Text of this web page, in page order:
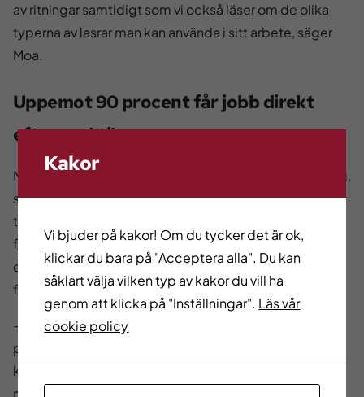
av ritningar samtidigt som vi också läser om de olika
typerna av lasrar man kan använda i sitt arbete, säger
Moa.
Uppemot 90 procent får jobb direkt
efter praktik
Moas instruktör, Mikael Ekström på Ale Vuxenutbildning,
säger att de flesta av hans elever är vuxna som har
tröttnat på sitt tidigare yrkesval och vill ha en
förändring. Många av dem har inte någon
eftergymnasial utbildning och för dem finns det flera
fördelar med en yrkesutbildning.
– Här får de en gedigen utbildning och uppemot 90
procent av dem får jobb direkt efter praktiken. Det
känns också bra för mig när de får anställning för då har
man lyckats, säger han.
Kakor
Vi bjuder på kakor! Om du tycker det är ok,
klickar du bara på "Acceptera alla". Du kan
såklart välja vilken typ av kakor du vill ha
genom att klicka på "Inställningar". Läs vår
cookie policy